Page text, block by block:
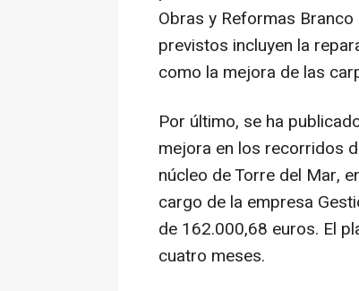
Obras y Reformas
previstos incluyen la
como la mejora de las
Por último, se ha
mejora en los recorridos
núcleo de Torre del Mar,
cargo de la empresa
de 162.000,68 euros. El
cuatro meses.